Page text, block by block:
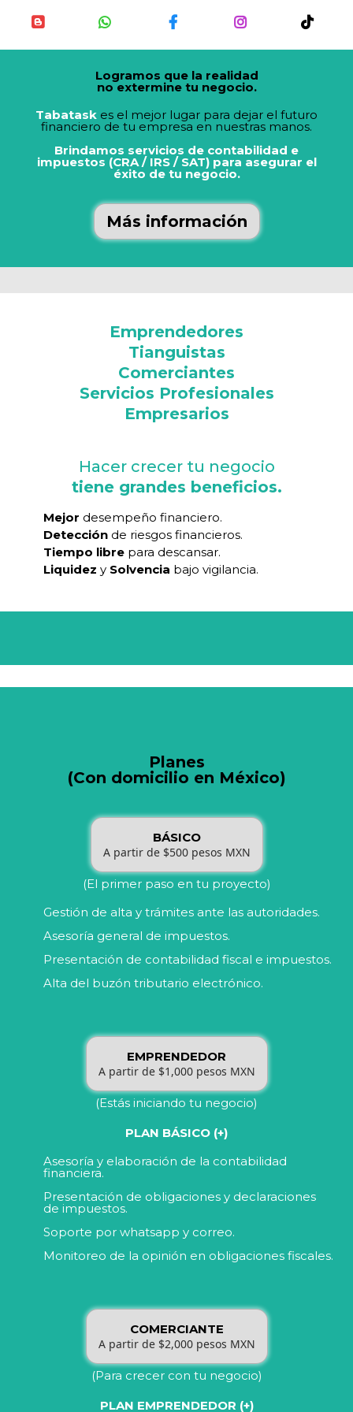
Logramos que la realidad
no extermine tu negocio.
Tabatask es el mejor lugar para dejar el futuro
financiero de tu empresa en nuestras manos.
Brindamos servicios de contabilidad e
impuestos (CRA / IRS / SAT) para asegurar el
éxito de tu negocio.
Más información
Emprendedores
Tianguistas
Comerciantes
Servicios Profesionales
Empresarios
Hacer crecer tu negocio
tiene grandes beneficios.
Mejor desempeño financiero.
Detección de riesgos financieros.
Tiempo libre para descansar.
Liquidez y Solvencia bajo vigilancia.
Planes
(Con domicilio en México)
BÁSICO
A partir de $500 pesos MXN
(El primer paso en tu proyecto)
Gestión de alta y trámites ante las autoridades.
Asesoría general de impuestos.
Presentación de contabilidad fiscal e impuestos.
Alta del buzón tributario electrónico.
EMPRENDEDOR
A partir de $1,000 pesos MXN
(Estás iniciando tu negocio)
PLAN BÁSICO (+)
Asesoría y elaboración de la contabilidad
financiera.
Presentación de obligaciones y declaraciones
de impuestos.
Soporte por whatsapp y correo.
Monitoreo de la opinión en obligaciones fiscales.
COMERCIANTE
A partir de $2,000 pesos MXN
(Para crecer con tu negocio)
PLAN EMPRENDEDOR (+)